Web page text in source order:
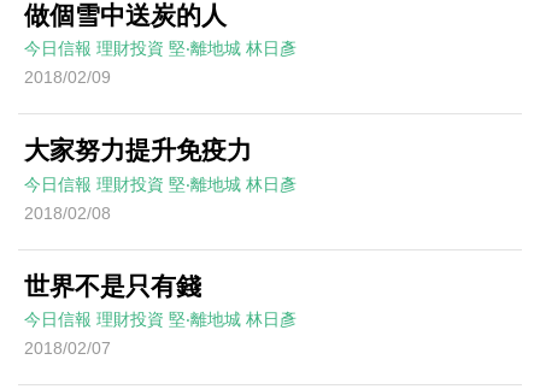
做個雪中送炭的人
今日信報 理財投資 堅‧離地城 林日彥
2018/02/09
大家努力提升免疫力
今日信報 理財投資 堅‧離地城 林日彥
2018/02/08
世界不是只有錢
今日信報 理財投資 堅‧離地城 林日彥
2018/02/07